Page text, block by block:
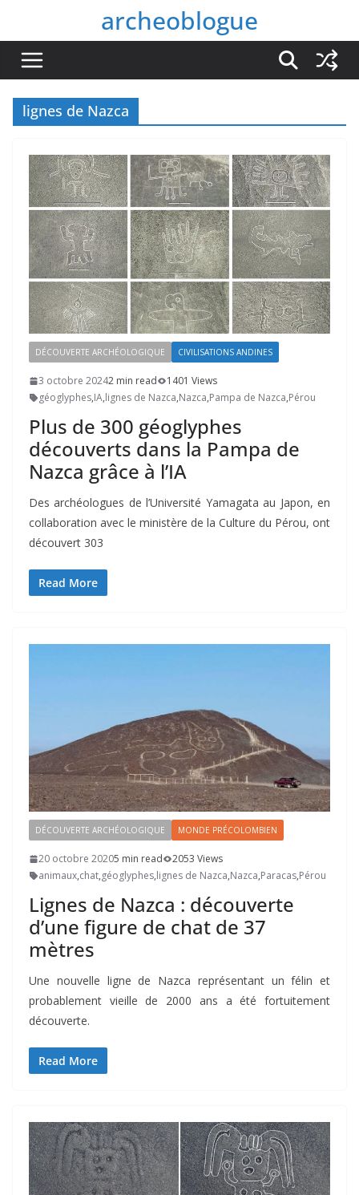
contenu
archeoblogue
lignes de Nazca
DÉCOUVERTE ARCHÉOLOGIQUE CIVILISATIONS ANDINES
3 octobre 20242 min read
1401 Views
géoglyphes,IA,lignes de Nazca,Nazca,Pampa de Nazca,Pérou
Plus de 300 géoglyphes
découverts dans la Pampa de
Nazca grâce à l’IA
Des archéologues de l’Université Yamagata au Japon, en
collaboration avec le ministère de la Culture du Pérou, ont
découvert 303
Read More
DÉCOUVERTE ARCHÉOLOGIQUE MONDE PRÉCOLOMBIEN
20 octobre 20205 min read
2053 Views
animaux,chat,géoglyphes,lignes de Nazca,Nazca,Paracas,Pérou
Lignes de Nazca : découverte
d’une figure de chat de 37
mètres
Une nouvelle ligne de Nazca représentant un félin et
probablement vieille de 2000 ans a été fortuitement
découverte.
Read More